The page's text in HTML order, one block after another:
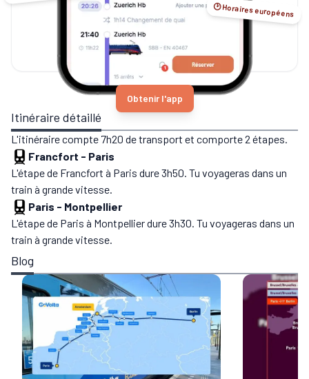
🕑 Horaires européens
Obtenir l'app
Itinéraire détaillé
L'itinéraire compte 7h20 de transport et comporte 2 étapes.
Francfort - Paris
L'étape de Francfort à Paris dure 3h50. Tu voyageras dans un
train à grande vitesse.
Paris - Montpellier
L'étape de Paris à Montpellier dure 3h30. Tu voyageras dans un
train à grande vitesse.
Blog